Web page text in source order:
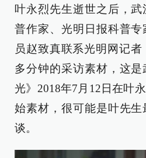
叶永烈先生逝世之后，
普作家、光明日报科普
员赵致真联系光明网记
多分钟的采访素材，这
光》2018年7月12日在叶
始素材，很可能是叶先
谈。